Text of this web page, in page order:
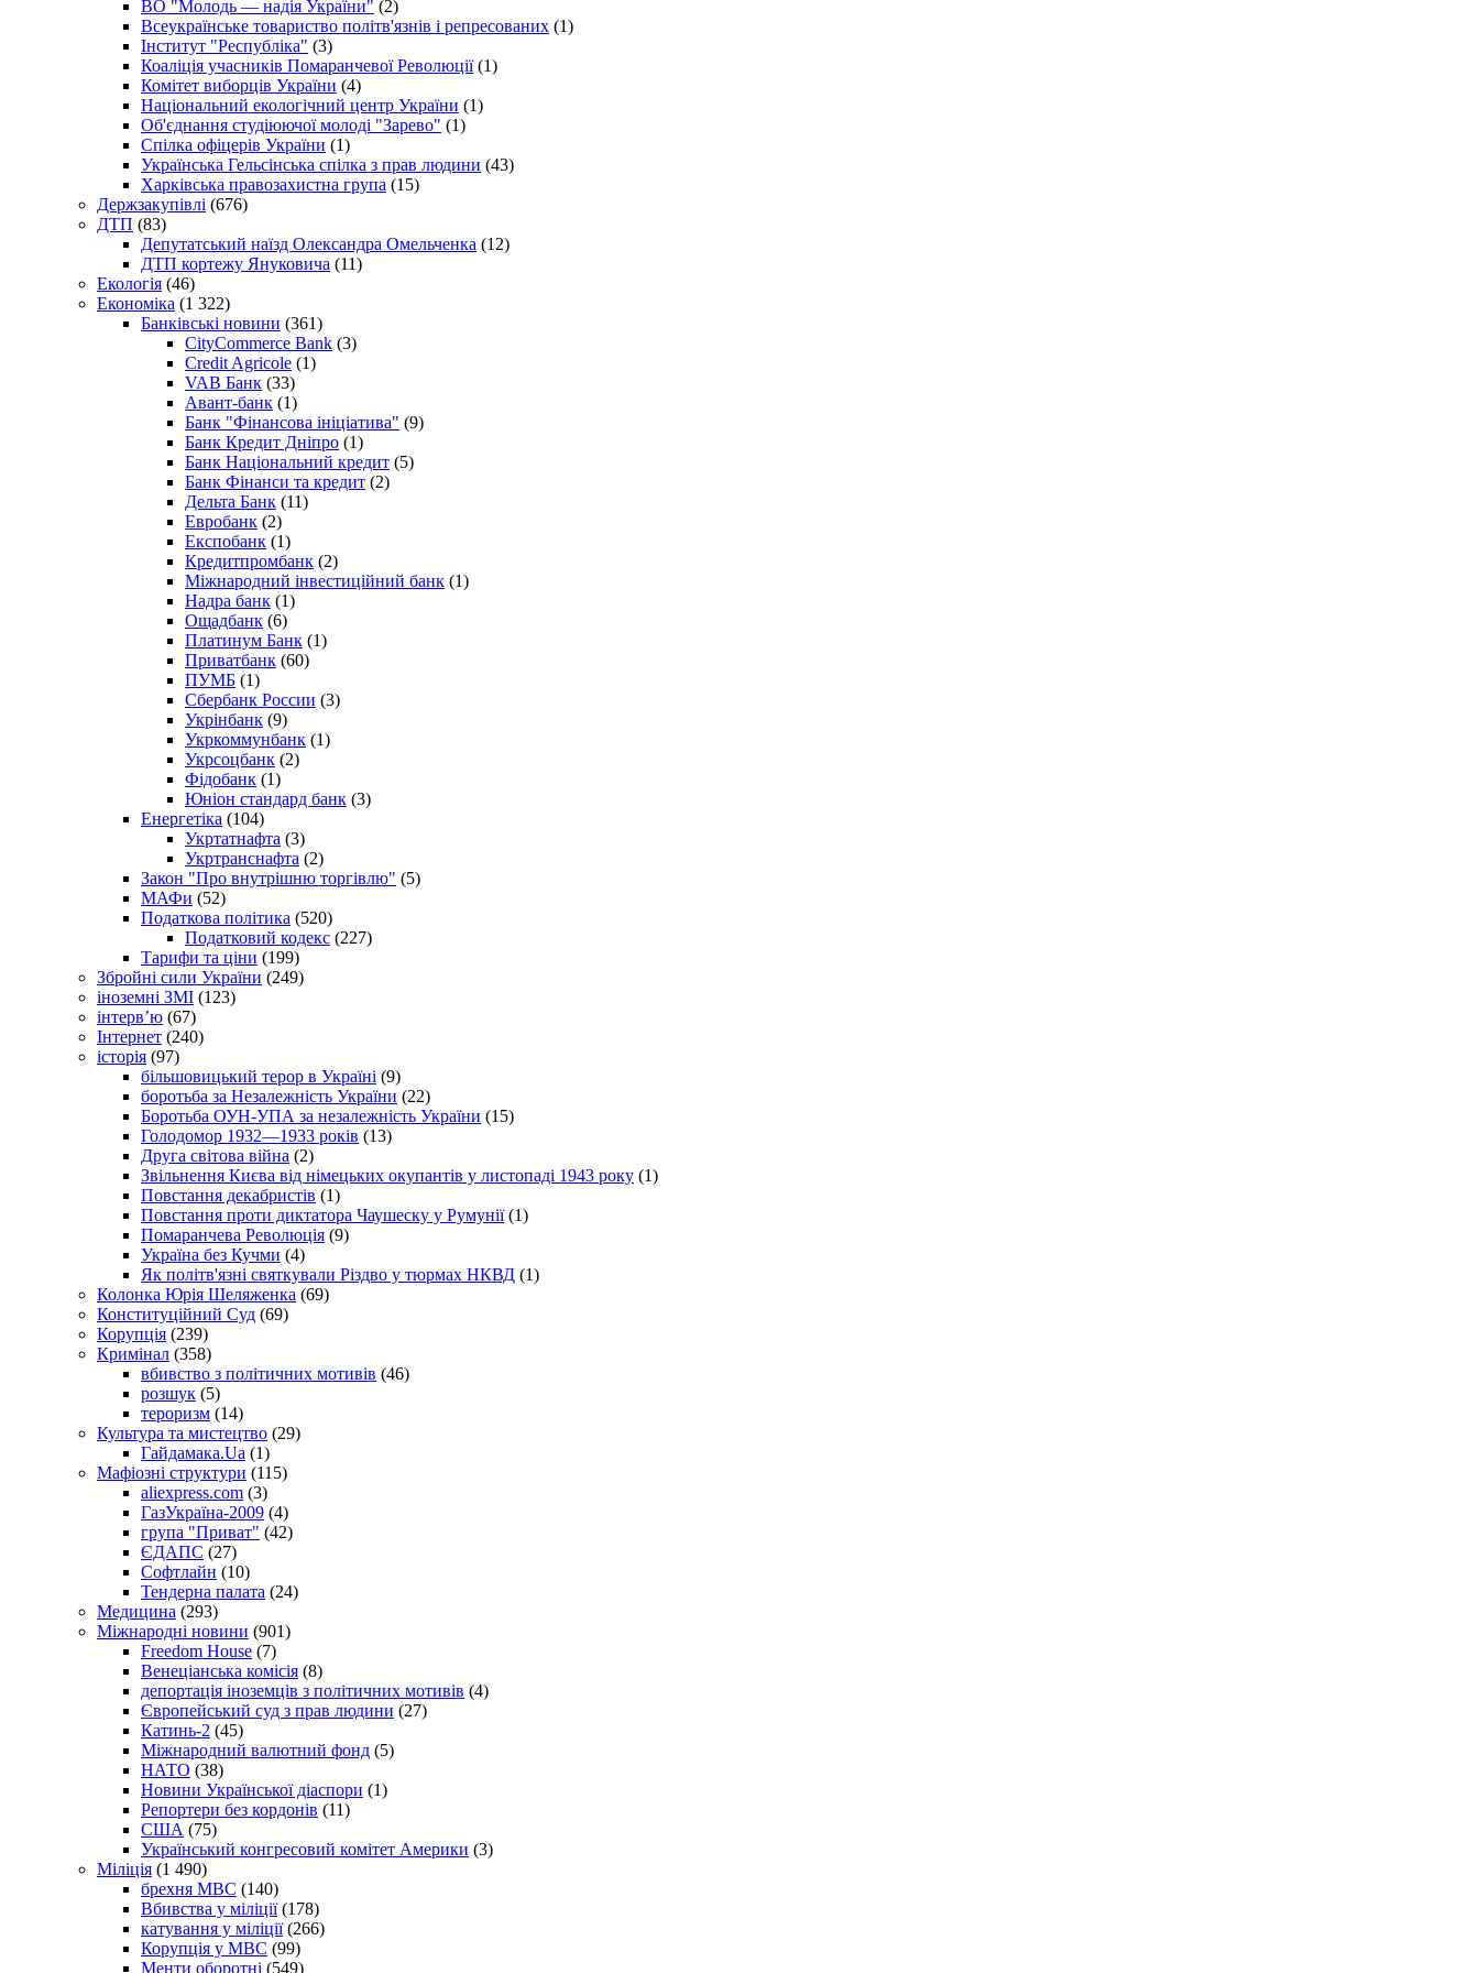
ВО "Молодь — надія України" (2)
Всеукраїнське товариство політв'язнів і репресованих (1)
Інститут "Республіка" (3)
Коаліція учасників Помаранчевої Революції(1)
Комітет виборців України (4)
Національний екологічний центр України (1)
Об'єднання студіюючої молоді "Зарево" (1)
Спілка офіцерів України (1)
Українська Гельсінська спілка з прав людини (43)
Харківська правозахистна група (15)
Держзакупівлі (676)
ДТП (83)
Депутатський наїзд Олександра Омельченка (12)
ДТП кортежу Януковича (11)
Екологія (46)
Економіка (1 322)
Банківські новини (361)
CityCommerce Bank (3)
Credit Agricole (1)
VAB Банк (33)
Авант-банк (1)
Банк "Фінансова ініціатива" (9)
Банк Кредит Дніпро (1)
Банк Національний кредит (5)
Банк Фінанси та кредит (2)
Дельта Банк (11)
Евробанк (2)
Експобанк (1)
Кредитпромбанк (2)
Міжнародний інвестиційний банк (1)
Надра банк (1)
Ощадбанк (6)
Платинум Банк (1)
Приватбанк (60)
ПУМБ (1)
Сбербанк России (3)
Укрінбанк (9)
Укркоммунбанк (1)
Укрсоцбанк (2)
Фідобанк (1)
Юніон стандард банк (3)
Енергетіка (104)
Укртатнафта (3)
Укртранснафта (2)
Закон "Про внутрішню торгівлю" (5)
МАФи (52)
Податкова політика (520)
Податковий кодекс (227)
Тарифи та ціни (199)
Збройні сили України (249)
іноземні ЗМІ (123)
інтерв’ю (67)
Інтернет (240)
історія (97)
більшовицький терор в Україні (9)
боротьба за Незалежність України (22)
Боротьба ОУН-УПА за незалежність України (15)
Голодомор 1932—1933 років (13)
Друга світова війна (2)
Звільнення Києва від німецьких окупантів у листопаді 1943 року (1)
Повстання декабристів (1)
Повстання проти диктатора Чаушеску у Румунії(1)
Помаранчева Революція (9)
Україна без Кучми (4)
Як політв'язні святкували Різдво у тюрмах НКВД (1)
Колонка Юрія Шеляженка (69)
Конституційний Суд (69)
Корупція (239)
Кримінал (358)
вбивство з політичних мотивів (46)
розшук (5)
тероризм (14)
Культура та мистецтво (29)
Гайдамака.Ua (1)
Мафіозні структури (115)
aliexpress.com (3)
ГазУкраїна-2009 (4)
група "Приват" (42)
ЄДАПС (27)
Софтлайн (10)
Тендерна палата (24)
Медицина (293)
Міжнародні новини (901)
Freedom House (7)
Венеціанська комісія (8)
депортація іноземців з політичних мотивів (4)
Європейський суд з прав людини (27)
Катинь-2 (45)
Міжнародний валютний фонд (5)
НАТО (38)
Новини Української діаспори (1)
Репортери без кордонів (11)
США (75)
Український конгресовий комітет Америки (3)
Міліція (1 490)
брехня МВС (140)
Вбивства у міліції(178)
катування у міліції(266)
Корупція у МВС (99)
Менти оборотні (549)